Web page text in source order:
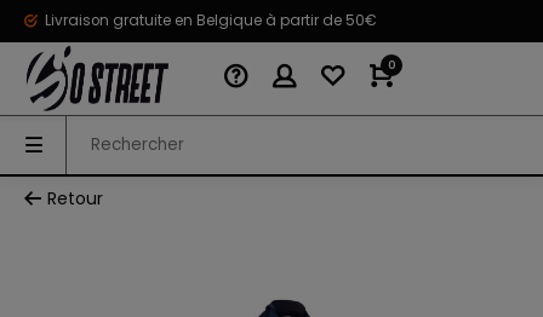
Livraison gratuite en Belgique à partir de 50€
0
Retour